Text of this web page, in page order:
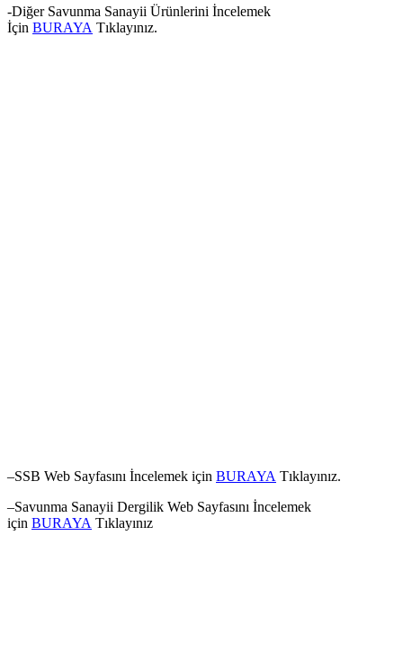
-Diğer Savunma Sanayii Ürünlerini İncelemek
İçin BURAYA Tıklayınız.
–SSB Web Sayfasını İncelemek için BURAYA Tıklayınız.
–Savunma Sanayii Dergilik Web Sayfasını İncelemek
için BURAYA Tıklayınız